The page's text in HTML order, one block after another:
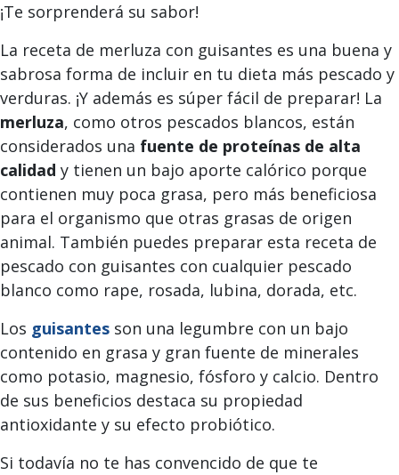
¡Te sorprenderá su sabor!
La receta de merluza con guisantes es una buena y
sabrosa forma de incluir en tu dieta más pescado y
verduras. ¡Y además es súper fácil de preparar! La
merluza, como otros pescados blancos, están
considerados una fuente de proteínas de alta
calidad y tienen un bajo aporte calórico porque
contienen muy poca grasa, pero más beneficiosa
para el organismo que otras grasas de origen
animal. También puedes preparar esta receta de
pescado con guisantes con cualquier pescado
blanco como rape, rosada, lubina, dorada, etc.
Los guisantes son una legumbre con un bajo
contenido en grasa y gran fuente de minerales
como potasio, magnesio, fósforo y calcio. Dentro
de sus beneficios destaca su propiedad
antioxidante y su efecto probiótico.
Si todavía no te has convencido de que te